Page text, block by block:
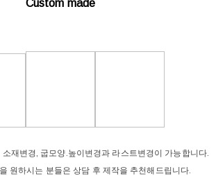
Custom made
재변경, 굽모양.높이변경과 라스트변경이 가능합니다.
원하시는 분들은 상담 후 제작을 추천해드립니다.